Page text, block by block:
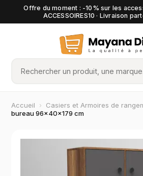
Offre du moment : -10% sur les
ACCESSOIRES10 · Livraison
Accueil › Casiers et Armoires de
bureau 96×40×179 cm